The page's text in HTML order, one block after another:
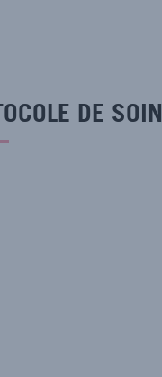
DE SOIN